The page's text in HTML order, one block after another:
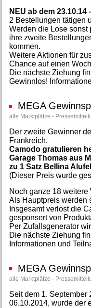
NEU ab dem
2 Bestellungen tätigen
Werden die Lose sonst
ihre zweite
kommen.
Weitere Aktionen für
Chance auf einen
Die nächste Ziehung
Gewinnlos!
MEGA
alle Marktplätze -
Der zweite Gewinner
Frankreich.
Camodo gratulieren
Garage Thomas aus
zu 1 Satz Bellina
(Dieser Preis wurde
Noch ganze 18
Als Hauptpreis werden
Insgesamt verlost die
gesponsert von
Per Zufallsgenerator
Die nächste Ziehung
Informationen und
MEGA
alle Marktplätze -
Seit dem 1. September
06.10.2014, wurde der